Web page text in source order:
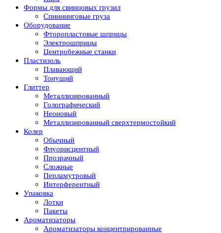
Формы для свинцовых грузил
Спиннинговые груза
Оборудование
Фторопластовые шприцы
Электрошприцы
Центробежные станки
Пластизоль
Плавающий
Тонущий
Глиттер
Металлизированный
Голографический
Неоновый
Металлизированный сверхтермостойкий
Колер
Обычный
Флуорисцентный
Прозрачный
Сложные
Перламутровый
Интерферентный
Упаковка
Лотки
Пакеты
Ароматизаторы
Ароматизаторы концентрированные